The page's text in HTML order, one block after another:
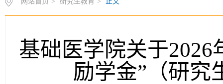
基础医学院关于
励学金”（研究